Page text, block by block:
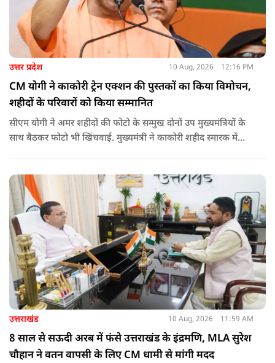
उत्तर प्रदेश 10 Aug, 2026 12:16 PM
CM योगी ने काकोरी ट्रेन एक्शन की पुस्तकों का किया विमोचन,
शहीदों के परिवारों को किया सम्मानित
सीएम योगी ने अमर शहीदों की फोटो के सम्मुख दोनों उप मुख्यमंत्रियों के
साथ बैठकर फोटो भी खिंचवाई. मुख्यमंत्री ने काकोरी शहीद स्मारक में
लोगों को बलिदानियों/राष्ट्रनायकों के कृतित्व-व्यक्तित्व आदि के बारे में भी
बताया.
उत्तराखंड 10 Aug, 2026 11:59 AM
8 साल से सऊदी अरब में फंसे उत्तराखंड के इंद्रमणि, MLA सुरेश
चौहान ने वतन वापसी के लिए CM धामी से मांगी मदद